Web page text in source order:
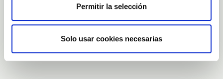
Permitir la selección
Solo usar cookies necesarias